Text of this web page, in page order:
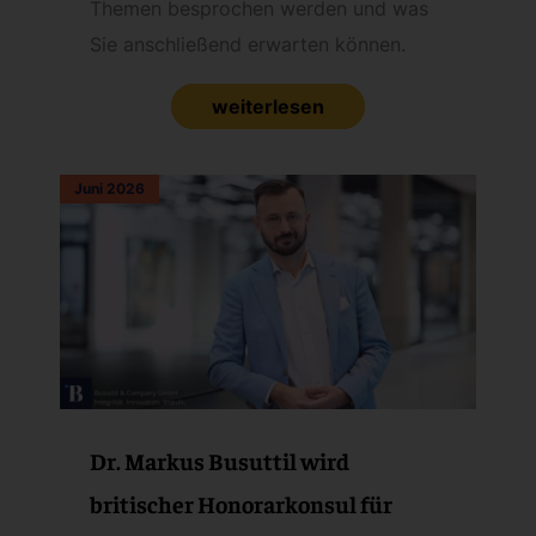
Themen besprochen werden und was
Sie anschließend erwarten können.
weiterlesen
Juni 2026
Dr. Markus Busuttil wird
britischer Honorarkonsul für